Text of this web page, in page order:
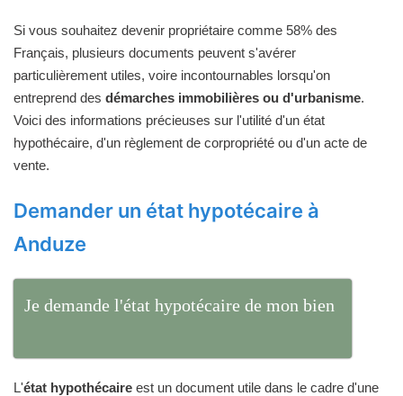
Si vous souhaitez devenir propriétaire comme 58% des
Français, plusieurs documents peuvent s'avérer
particulièrement utiles, voire incontournables lorsqu'on
entreprend des démarches immobilières ou d'urbanisme.
Voici des informations précieuses sur l'utilité d'un état
hypothécaire, d'un règlement de corpropriété ou d'un acte de
vente.
Demander un état hypotécaire à
Anduze
Je demande l'état hypotécaire de mon bien
L'état hypothécaire est un document utile dans le cadre d'une